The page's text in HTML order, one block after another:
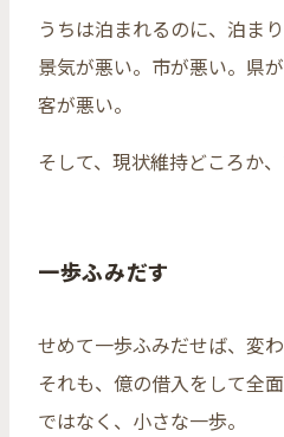
うちは泊まれるのに、泊ま
景気が悪い。市が悪い。県
客が悪い。
そして、現状維持どころか
一歩ふみだす
せめて一歩ふみだせば、変わ
それも、億の借入をして全
ではなく、小さな一歩。